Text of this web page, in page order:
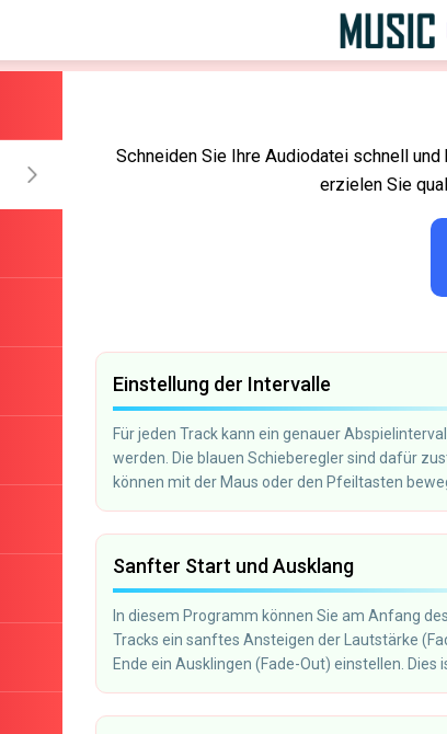
Schneiden Sie Ihre Audiodatei schnell
erzielen Sie
Einstellung der Intervalle
Für jeden Track kann ein genauer
werden. Die blauen Schieberegler sind dafür
können mit der Maus oder den Pfeiltasten
Sanfter Start und Ausklang
In diesem Programm können Sie am Anfang
Tracks ein sanftes Ansteigen der Lautstärke
Ende ein Ausklingen (Fade-Out) einstellen. Dies
möchten.